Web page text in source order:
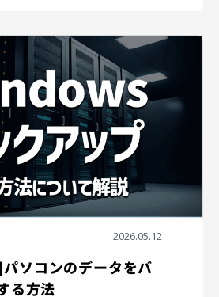
2026.05.12
ソコンのデータをバ
る方法